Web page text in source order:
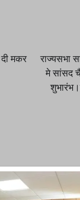
मकर
राज्यसभा
मे सांसद